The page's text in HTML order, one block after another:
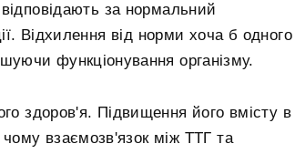
за нормальний
Відхилення від норми хоча б одного
функціонування організму.
здоров'я. Підвищення його вмісту в
взаємозв'язок між ТТГ та